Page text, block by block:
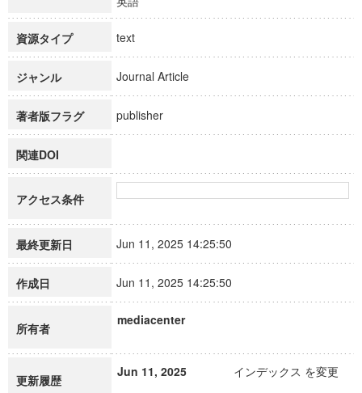
資源タイプ text
ジャンル Journal Article
著者版フラグ publisher
関連DOI
アクセス条件
最終更新日 Jun 11, 2025 14:25:50
作成日 Jun 11, 2025 14:25:50
所有者
mediacenter
更新履歴
Jun 11, 2025 インデックス を変更